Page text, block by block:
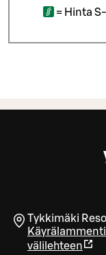
= Hinta
Tykkimäki
välilehteen